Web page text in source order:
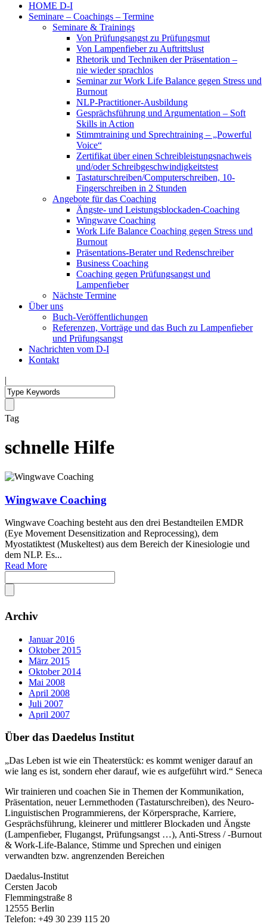
HOME D-I
Seminare – Coachings – Termine
Seminare & Trainings
Von Prüfungsangst zu Prüfungsmut
Von Lampenfieber zu Auftrittslust
Rhetorik und Techniken der Präsentation –
nie wieder sprachlos
Seminar zur Work Life Balance gegen Stress und
Burnout
NLP-Practitioner-Ausbildung
Gesprächsführung und Argumentation – Soft
Skills in Action
Stimmtraining und Sprechtraining – „Powerful
Voice“
Zertifikat über einen Schreibleistungsnachweis
und/oder Schreibgeschwindigkeitstest
Tastaturschreiben/Computerschreiben, 10-
Fingerschreiben in 2 Stunden
Angebote für das Coaching
Ängste- und Leistungsblockaden-Coaching
Wingwave Coaching
Work Life Balance Coaching gegen Stress und
Burnout
Präsentations-Berater und Redenschreiber
Business Coaching
Coaching gegen Prüfungsangst und
Lampenfieber
Nächste Termine
Über uns
Buch-Veröffentlichungen
Referenzen, Vorträge und das Buch zu Lampenfieber
und Prüfungsangst
Nachrichten vom D-I
Kontakt
|
Tag
schnelle Hilfe
Wingwave Coaching
Wingwave Coaching besteht aus den drei Bestandteilen EMDR
(Eye Movement Desensitization and Reprocessing), dem
Myostatiktest (Muskeltest) aus dem Bereich der Kinesiologie und
dem NLP. Es...
Read More
Archiv
Januar 2016
Oktober 2015
März 2015
Oktober 2014
Mai 2008
April 2008
Juli 2007
April 2007
Über das Daedelus Institut
„Das Leben ist wie ein Theaterstück: es kommt weniger darauf an
wie lang es ist, sondern eher darauf, wie es aufgeführt wird.“ Seneca
Wir trainieren und coachen Sie in Themen der Kommunikation,
Präsentation, neuer Lernmethoden (Tastaturschreiben), des Neuro-
Linguistischen Programmierens, der Körpersprache, Karriere,
Gesprächsführung, kleinerer und mittlerer Blockaden und Ängste
(Lampenfieber, Flugangst, Prüfungsangst …), Anti-Stress / -Burnout
& Work-Life-Balance, Stimme und Sprechen und einigen
verwandten bzw. angrenzenden Bereichen
Daedalus-Institut
Cersten Jacob
Flemmingstraße 8
12555 Berlin
Telefon: +49 30 239 115 20